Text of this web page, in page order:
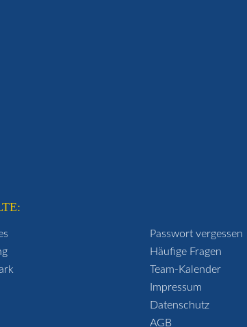
Passwort vergessen
Häufige Fragen
Team-Kalender
Impressum
Datenschutz
AGB